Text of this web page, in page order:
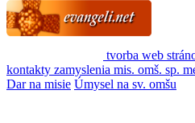
tvorba web
kontakty zamyslenia mis. omš. sp.
Dar na misie Úmysel na sv. omšu